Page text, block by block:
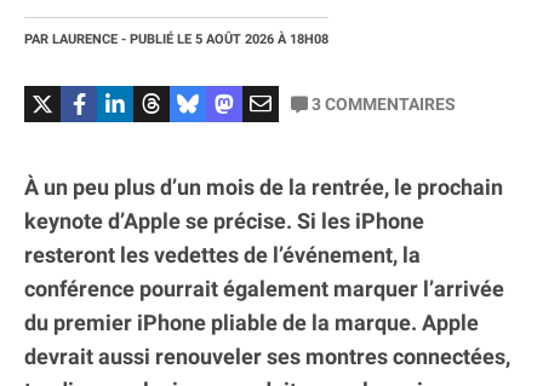
PAR LAURENCE - PUBLIÉ LE 5 AOÛT 2026 À 18H08
3COMMENTAIRES
À un peu plus d’un mois de la rentrée, le prochain
keynote d’Apple se précise. Si les iPhone
resteront les vedettes de l’événement, la
conférence pourrait également marquer l’arrivée
du premier iPhone pliable de la marque. Apple
devrait aussi renouveler ses montres connectées,